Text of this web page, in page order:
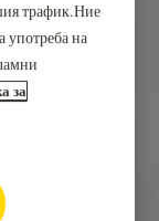
трафик.Ние
употреба на
за